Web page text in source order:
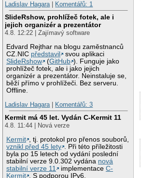
Ladislav Hagara| Komentářů: 1
SlideRshow, prohlížeč fotek, ale i
jejich organizér a prezentátor
4.8. 12:22 | Zajímavý software
Edvard Rejthar na blogu zaměstnanců
CZ.NIC představil
svou aplikaci
SlideRshow
(GitHub ). Funguje jako
prohlížeč fotek, ale i jako jejich
organizér a prezentátor. Neinstaluje se,
běží přímo v prohlížeči. Bez serveru.
Offline.
Ladislav Hagara| Komentářů: 3
Kermit má 45 let. Vydán C-Kermit 11
4.8. 11:44 | Nová verze
Kermit
, tj. protokol pro přenos souborů,
vznikl před 45 lety
. Při této příležitosti
byla po 15 letech od vydání poslední
stabilní verze 9.0.302 vydána nová
stabilní verze 11
implementaceC-
Kermit
. S podporou IPv6.